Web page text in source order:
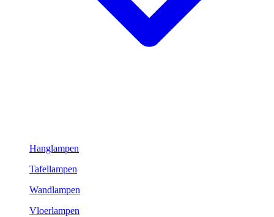
Hanglampen
Tafellampen
Wandlampen
Vloerlampen